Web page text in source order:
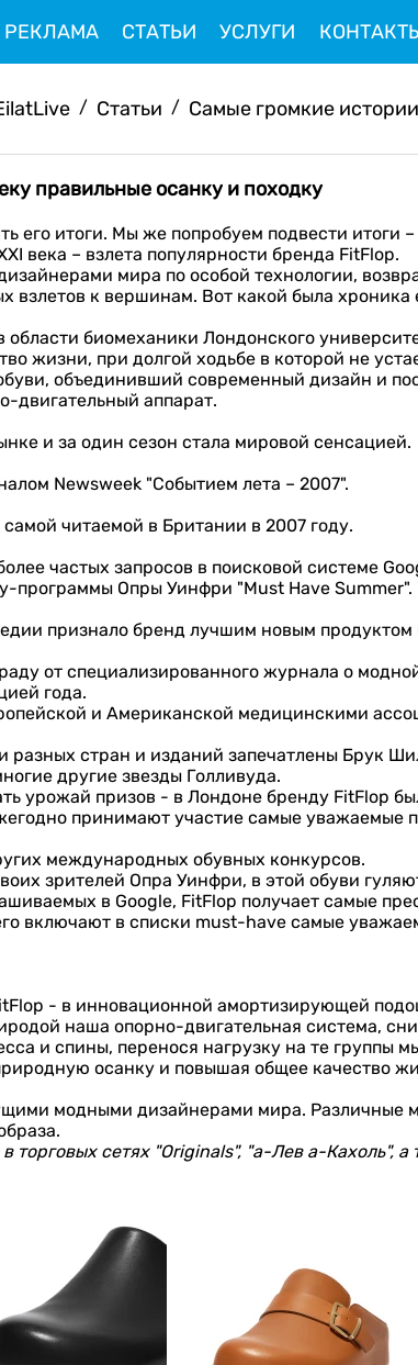
РЕКЛАМА СТАТЬИ УСЛУГИ
/ Статьи / Самые громкие
правильные осанку и походку
его итоги. Мы же попробуем подвести
века – взлета популярности бренда FitFlop.
мира по особой технологии,
взлетов к вершинам. Вот какой была хроника
области биомеханики Лондонского
жизни, при долгой ходьбе в которой не
объединивший современный дизайн и
двигательный аппарат.
и за один сезон стала мировой сенсацией.
Newsweek "Событием лета – 2007".
читаемой в Британии в 2007 году.
частых запросов в поисковой системе
программы Опры Уинфри "Must Have Summer".
признало бренд лучшим новым продуктом
от специализированного журнала о
года.
и Американской медицинскими
разных стран и изданий запечатлены Брук
другие звезды Голливуда.
урожай призов - в Лондоне бренду FitFlop
принимают участие самые уважаемые
международных обувных конкурсов.
зрителей Опра Уинфри, в этой обуви
в Google, FitFlop получает самые
включают в списки must-have самые
- в инновационной амортизирующей
наша опорно-двигательная система,
и спины, перенося нагрузку на те группы
осанку и повышая общее качество
модными дизайнерами мира. Различные
торговых сетях "Originals", "а-Лев а-Кахоль",